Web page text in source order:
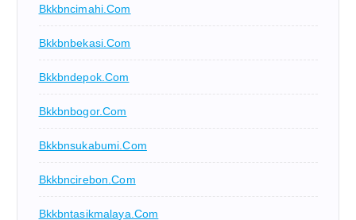
Bkkbncimahi.com
Bkkbnbekasi.com
Bkkbndepok.com
Bkkbnbogor.com
Bkkbnsukabumi.com
Bkkbncirebon.com
Bkkbntasikmalaya.com